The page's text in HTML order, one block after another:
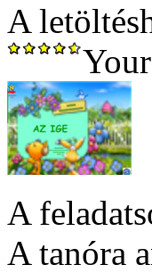
A
A
A tanóra